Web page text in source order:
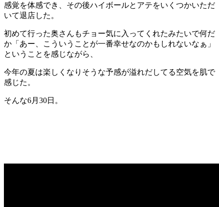
感覚を体感でき、その後ハイボールとアテをいくつかいただ
いて退店した。
初めて行った奥さんもチョー気に入ってくれたみたいで何だ
か「あー、こういうことが一番幸せなのかもしれないなぁ」
ということを感じながら、
今年の夏は楽しくなりそうな予感が溢れだしてる空気を肌で
感じた。
そんな6月30日。